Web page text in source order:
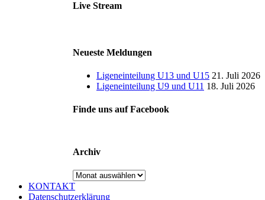
Live Stream
Neueste Meldungen
Ligeneinteilung U13 und U15 21. Juli 2026
Ligeneinteilung U9 und U11 18. Juli 2026
Finde uns auf Facebook
Archiv
Archiv
KONTAKT
Datenschutzerklärung